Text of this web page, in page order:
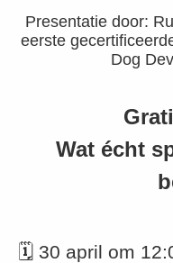
Presentatie door:
eerste
Dog
Wat écht
🗓 30 april om
niet
van